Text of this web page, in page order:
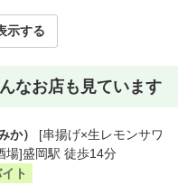
示する
なお店も見ています
か）
[串揚げ×生レモンサワ
場]盛岡駅 徒歩14分
ト